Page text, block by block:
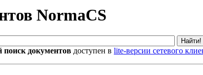
NormaCS
документов доступен в lite-версии сетевого